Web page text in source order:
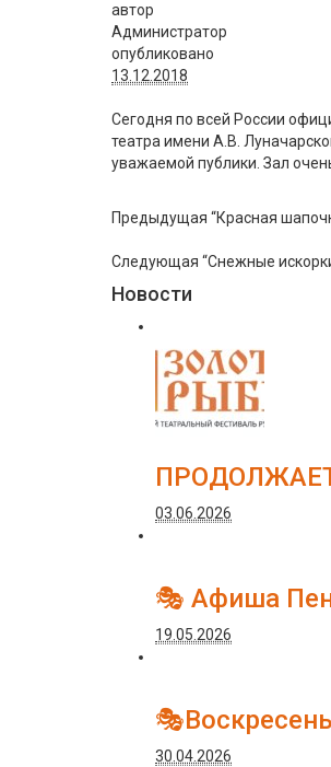
автор
Администратор
опубликовано
13.12.2018
Сегодня по всей России
театра имени А.В.
уважаемой публики. Зал
Предыдущая “Красная
Следующая “Снежные
Новости
03.06.2026
🎭 Афиша
19.05.2026
30.04.2026